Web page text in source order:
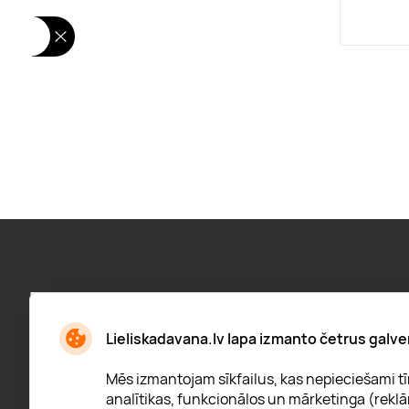
Lieliskadavana.lv lapa izmanto četrus
Mēs izmantojam sīkfailus, kas nepieciešami
analītikas, funkcionālos un mārketinga
Pieraksties jaunumiem:
Jaunumi, atlaižu paziņojumi un daudz kas cits